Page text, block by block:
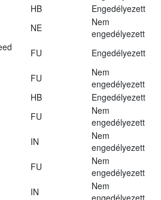
HB
Engedélyezett
NE
Nem
engedélyezett
FU Engedélyezett
FU
Nem
engedélyezett
HB
Engedélyezett
FU
Nem
engedélyezett
IN
Nem
engedélyezett
FU
Nem
engedélyezett
IN
Nem